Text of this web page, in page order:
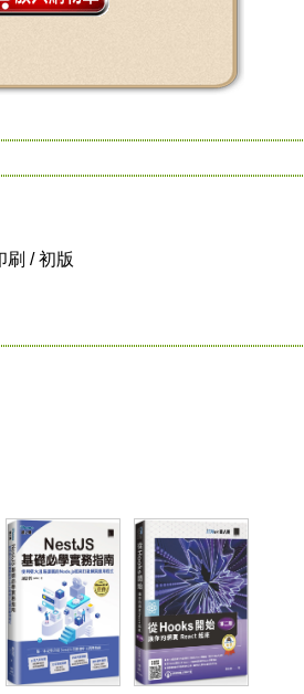
刷 / 初版